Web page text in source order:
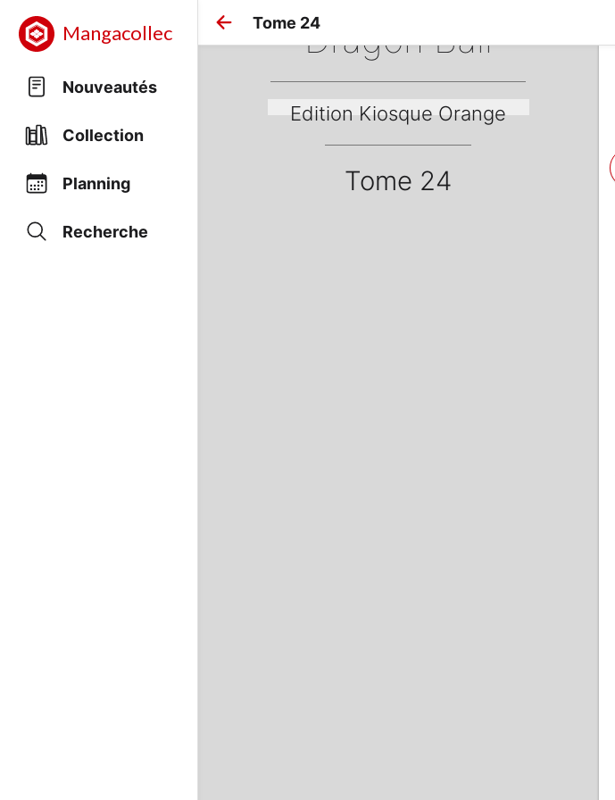
Mangacollec
Nouveautés
Collection
Planning
Recherche
Tome 24Dragon Ball
Edition Kiosque Orange
Tome 24